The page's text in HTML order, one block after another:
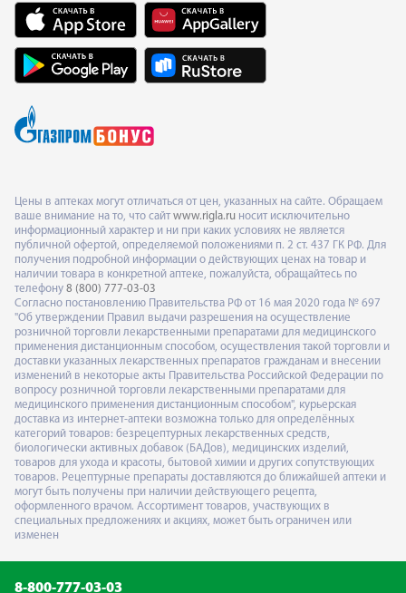
Цены в аптеках могут отличаться от цен, указанных на сайте. Обращаем
ваше внимание на то, что сайт www.rigla.ru носит исключительно
информационный характер и ни при каких условиях не является
публичной офертой, определяемой положениями п. 2 ст. 437 ГК РФ. Для
получения подробной информации о действующих ценах на товар и
наличии товара в конкретной аптеке, пожалуйста, обращайтесь по
телефону 8 (800) 777-03-03
Согласно постановлению Правительства РФ от 16 мая 2020 года № 697
"Об утверждении Правил выдачи разрешения на осуществление
розничной торговли лекарственными препаратами для медицинского
применения дистанционным способом, осуществления такой торговли и
доставки указанных лекарственных препаратов гражданам и внесении
изменений в некоторые акты Правительства Российской Федерации по
вопросу розничной торговли лекарственными препаратами для
медицинского применения дистанционным способом", курьерская
доставка из интернет-аптеки возможна только для определённых
категорий товаров: безрецептурных лекарственных средств,
биологически активных добавок (БАДов), медицинских изделий,
товаров для ухода и красоты, бытовой химии и других сопутствующих
товаров. Рецептурные препараты доставляются до ближайшей аптеки и
могут быть получены при наличии действующего рецепта,
оформленного врачом. Ассортимент товаров, участвующих в
специальных предложениях и акциях, может быть ограничен или
изменен
8-800-777-03-03